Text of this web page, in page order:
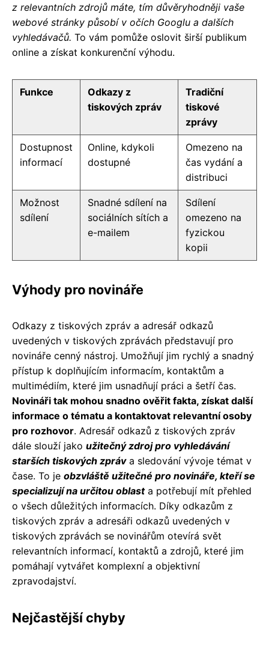
z relevantních zdrojů máte, tím důvěryhodněji vaše
webové stránky působí v očích Googlu a dalších
vyhledávačů. To vám pomůže oslovit širší publikum
online a získat konkurenční výhodu.
Funkce
Odkazy z
tiskových zpráv
Tradiční
tiskové
zprávy
Dostupnost
informací
Online, kdykoli
dostupné
Omezeno na
čas vydání a
distribuci
Možnost
sdílení
Snadné sdílení na
sociálních sítích a
e-mailem
Sdílení
omezeno na
fyzickou
kopii
Výhody pro novináře
Odkazy z tiskových zpráv a adresář odkazů
uvedených v tiskových zprávách představují pro
novináře cenný nástroj. Umožňují jim rychlý a snadný
přístup k doplňujícím informacím, kontaktům a
multimédiím, které jim usnadňují práci a šetří čas.
Novináři tak mohou snadno ověřit fakta, získat další
informace o tématu a kontaktovat relevantní osoby
pro rozhovor. Adresář odkazů z tiskových zpráv
dále slouží jako užitečný zdroj pro vyhledávání
starších tiskových zpráva sledování vývoje témat v
čase. To je obzvláště užitečné pro novináře, kteří se
specializují na určitou oblasta potřebují mít přehled
o všech důležitých informacích. Díky odkazům z
tiskových zpráv a adresáři odkazů uvedených v
tiskových zprávách se novinářům otevírá svět
relevantních informací, kontaktů a zdrojů, které jim
pomáhají vytvářet komplexní a objektivní
zpravodajství.
Nejčastější chyby